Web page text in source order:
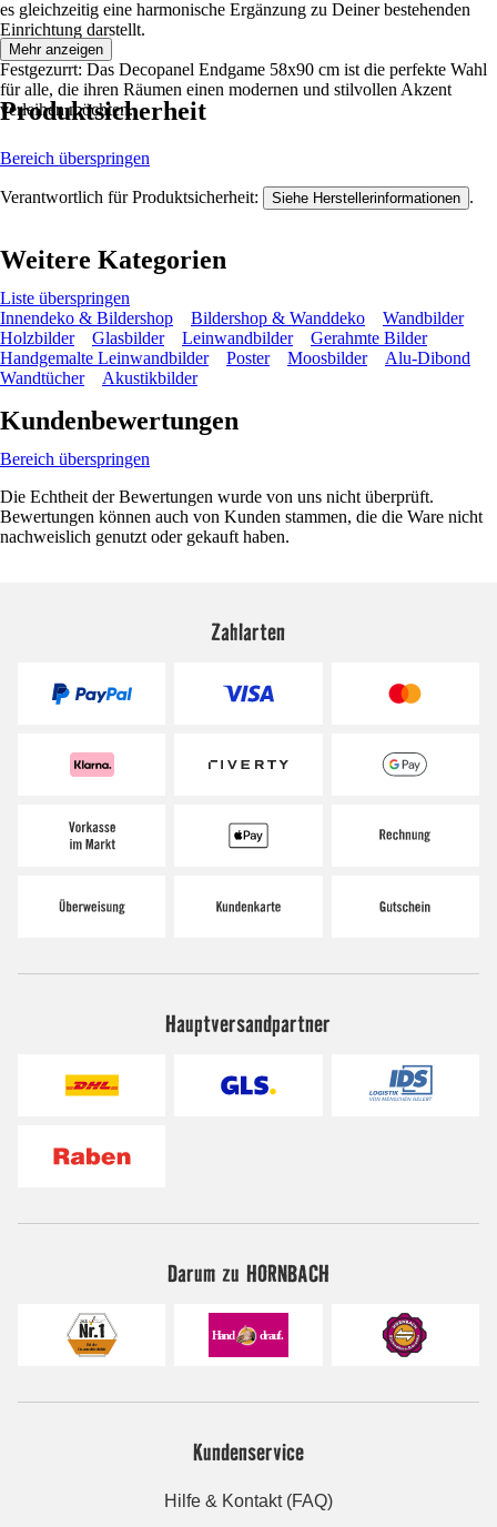
es gleichzeitig eine harmonische Ergänzung zu Deiner bestehenden
Einrichtung darstellt.
Festgezurrt: Das Decopanel Endgame 58x90 cm ist die perfekte Wahl
für alle, die ihren Räumen einen modernen und stilvollen Akzent
verleihen möchten.
Mehr anzeigen
Produktsicherheit
Bereich überspringen
Verantwortlich für Produktsicherheit: Siehe Herstellerinformationen .
Weitere Kategorien
Liste überspringen
Innendeko & Bildershop
Bildershop & Wanddeko
Wandbilder
Holzbilder
Glasbilder Leinwandbilder
Gerahmte Bilder
Handgemalte Leinwandbilder
Poster Moosbilder
Alu-Dibond
Wandtücher
Akustikbilder
Kundenbewertungen
Bereich überspringen
Die Echtheit der Bewertungen wurde von uns nicht überprüft.
Bewertungen können auch von Kunden stammen, die die Ware nicht
nachweislich genutzt oder gekauft haben.
Zahlarten
Hauptversandpartner
Darum zu HORNBACH
Kundenservice
Hilfe & Kontakt (FAQ)